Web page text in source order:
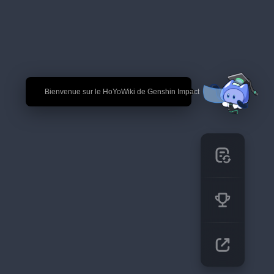
🎉 Bienvenue sur le HoYoWiki de Genshin Impact